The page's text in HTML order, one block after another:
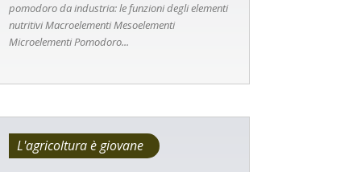
pomodoro da industria: le funzioni degli elementi
nutritivi Macroelementi Mesoelementi
Microelementi Pomodoro...
L'agricoltura è giovane